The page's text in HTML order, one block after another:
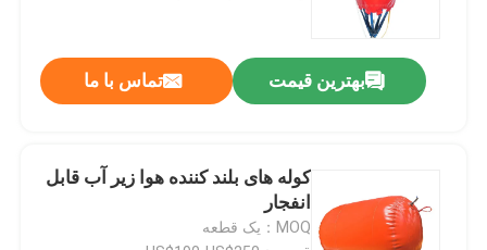
بهترین قیمت تماس با ما
کوله های بلند کننده هوا زیر آب قابل
انفجار
MOQ：یک قطعه